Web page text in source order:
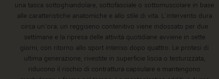
una tasca sottoghiandolare, sottofasciale o sottomuscolare in base
alle caratteristiche anatomiche e allo stile di vita. L’intervento dura
circa un’ora; un reggiseno contenitivo viene indossato per due
settimane e la ripresa delle attività quotidiane avviene in sette
giorni, con ritorno allo sport intenso dopo quattro. Le protesi di
ultima generazione, rivestite in superficie liscia o testurizzata,
riducono il rischio di contrattura capsulare e mantengono